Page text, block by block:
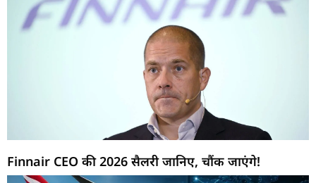
Finnair CEO की 2026 सैलरी जानिए, चौंक जाएंगे!